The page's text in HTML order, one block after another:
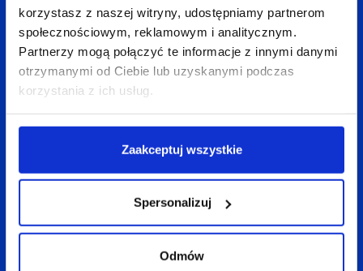
korzystasz z naszej witryny, udostępniamy partnerom
społecznościowym, reklamowym i analitycznym.
Partnerzy mogą połączyć te informacje z innymi danymi
otrzymanymi od Ciebie lub uzyskanymi podczas
korzystania z ich usług.
Zaakceptuj wszystkie
Spersonalizuj
Odmów
Użytkownicy YouTube lubią bogate merytorycznie
i jednocześnie mocno skondensowane treści, które
pomagają w sposób przyspieszony zgłębić jakieś
zagadnienie.
Warto pozwolić widzom na zostawianie komentarzy
pod filmem. Dobrze jest odpowiadać
na pozostawione tam pytania i reagować
na uzasadnione merytorycznie wypowiedzi. Google